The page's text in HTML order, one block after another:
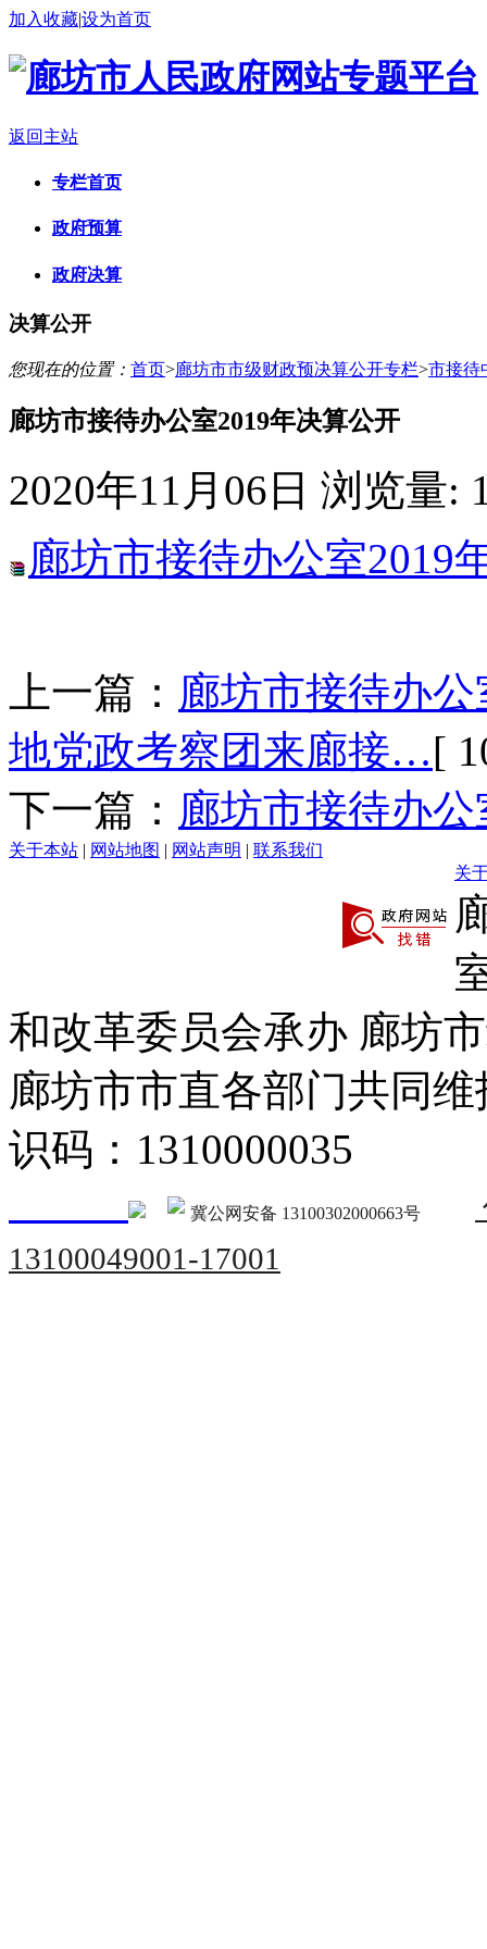
加入收藏|设为首页
返回主站
专栏首页
政府预算
政府决算
决算公开
您现在的位置： 首页>廊坊市市级财政预决算公开专栏>市接待
廊坊市接待办公室2019年决算公开
2020年11月06日 浏览量:
廊坊市接待办公室2019
上一篇： 廊坊市接待办
地党政考察团来廊接…[
下一篇： 廊坊市接待办
关于本站 | 网站地图 | 网站声明 | 联系我们
关
和改革委员会承办 廊坊
廊坊市市直各部门共同
识码：1310000035
冀公网安备 13100302000663号
13100049001-17001